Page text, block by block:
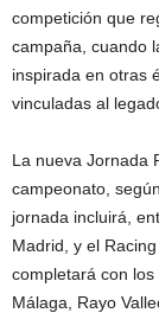
competición que
campaña, cuando
inspirada en otras
vinculadas al
La nueva Jornada
campeonato,
jornada incluirá,
Madrid, y el
completará con los
Málaga, Rayo